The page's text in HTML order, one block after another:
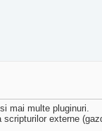
mai multe pluginuri.
externe